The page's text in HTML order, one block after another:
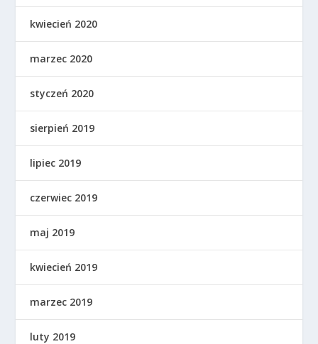
kwiecień 2020
marzec 2020
styczeń 2020
sierpień 2019
lipiec 2019
czerwiec 2019
maj 2019
kwiecień 2019
marzec 2019
luty 2019